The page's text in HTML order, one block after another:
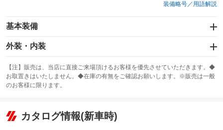
装備略号／用語解説
基本装備
エアバッグ：運転席/助手席
：装備あり
：装備あり
サンルーフ
：装備なし ABS
リフトアップ
：装備なし
外装・内装
カーナビ：SDナビ
：装備あり
TV：フルセグ
：装備あり
ビジュアル：-／DVD再生
：装備あり
【注】販売は、当店に直接ご来場頂けるお客様を優先させていただきます。◆
お取置きはいたしません。◆在庫の有無をご確認お願いします。※販売は一般
のお客様に限ります。
カタログ情報(新車時)